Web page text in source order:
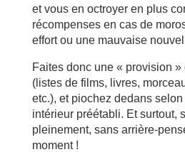
et vous en octroyer en plus
récompenses en cas de
effort ou une mauvaise
Faites donc une « provision
(listes de films, livres,
etc.), et piochez dedans
intérieur préétabli. Et surtout,
pleinement, sans arrière-
moment !